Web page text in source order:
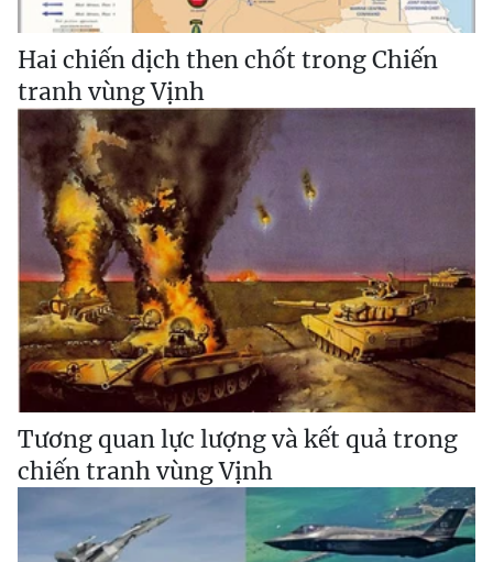
Hai chiến dịch then chốt trong Chiến
tranh vùng Vịnh
Tương quan lực lượng và kết quả trong
chiến tranh vùng Vịnh